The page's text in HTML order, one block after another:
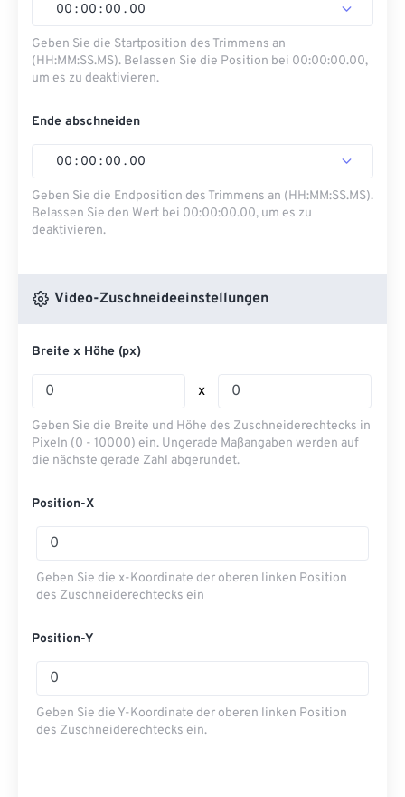
00 : 00 : 00 . 00
Geben Sie die Startposition des Trimmens an
(HH:MM:SS.MS). Belassen Sie die Position bei 00:00:00.00,
um es zu deaktivieren.
Ende abschneiden
00 : 00 : 00 . 00
Geben Sie die Endposition des Trimmens an (HH:MM:SS.MS).
Belassen Sie den Wert bei 00:00:00.00, um es zu
deaktivieren.
Video-Zuschneideeinstellungen
Breite x Höhe (px)
x
Geben Sie die Breite und Höhe des Zuschneiderechtecks ​​in
Pixeln (0 - 10000) ein. Ungerade Maßangaben werden auf
die nächste gerade Zahl abgerundet.
Position-X
Geben Sie die x-Koordinate der oberen linken Position
des Zuschneiderechtecks ​​ein
Position-Y
Geben Sie die Y-Koordinate der oberen linken Position
des Zuschneiderechtecks ​​ein.